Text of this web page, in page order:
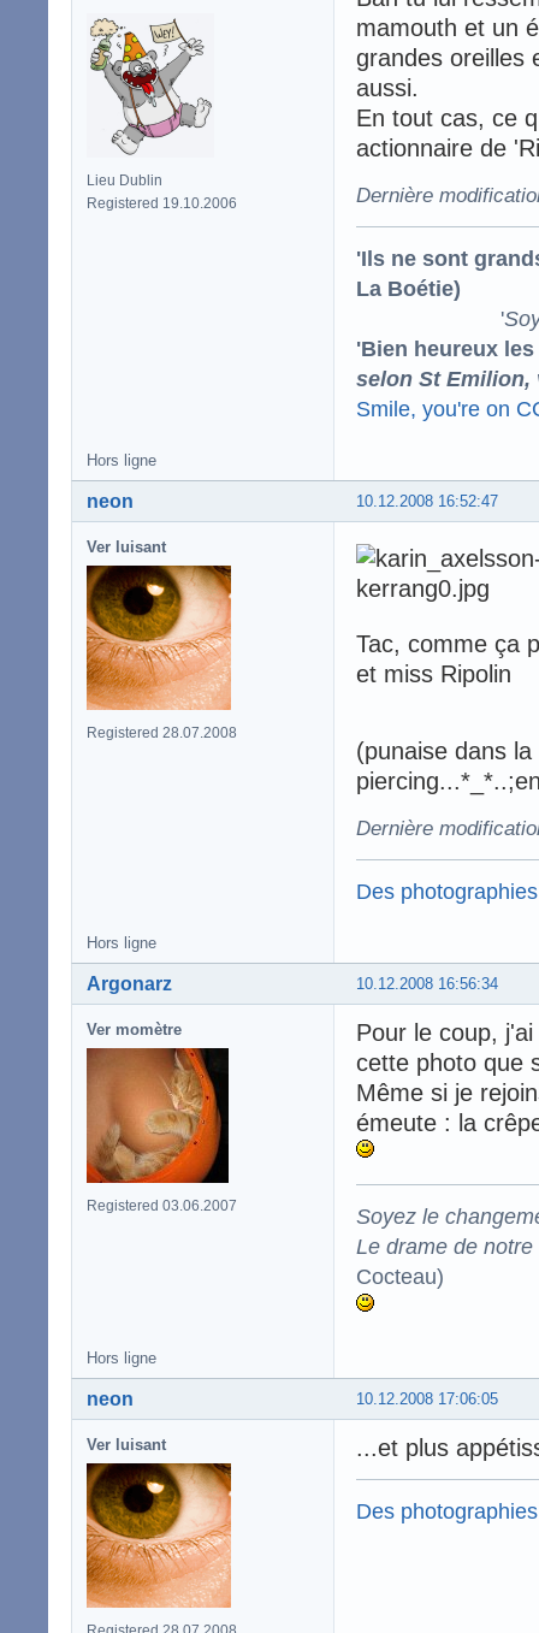
Lieu Dublin
Registered 19.10.2006
mamouth et un
grandes oreilles
aussi.
En tout cas, ce
actionnaire de
Dernière
'Ils ne sont
La Boétie)
'
'Bien heureux
selon St Emilion,
Smile, you're on
Hors ligne
10.12.2008 16:52:47
neon
Ver luisant
Registered 28.07.2008
Tac, comme ça
et miss Ripolin
(punaise dans
Dernière
Des
Hors ligne
10.12.2008 16:56:34
Argonarz
Ver momètre
Registered 03.06.2007
Pour le coup,
cette photo que
Même si je
émeute : la
Soyez le
Le drame de
Cocteau)
Hors ligne
10.12.2008 17:06:05
neon
Ver luisant ...et plus
Des